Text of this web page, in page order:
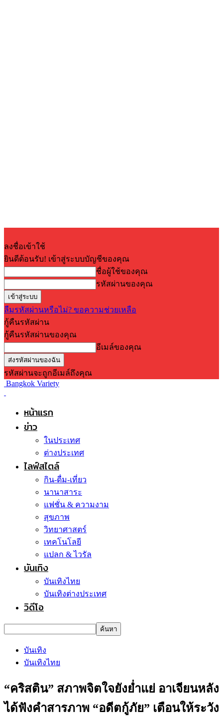
ลงชื่อเข้าใช้
ยินดีต้อนรับ! เข้าสู่ระบบบัญชีของคุณ
ชื่อผู้ใช้ของคุณ
รหัสผ่านของคุณ
ลืมรหัสผ่านหรือไม่? ขอความช่วยเหลือ
กู้คืนรหัสผ่าน
กู้คืนรหัสผ่านของคุณ
อีเมล์ของคุณ
รหัสผ่านจะถูกอีเมล์ถึงคุณ
Bangkok Variety
หน้าแรก
ข่าว
ในประเทศ
ต่างประเทศ
ไลฟ์สไตล์
กิน-ดื่ม-เที่ยว
นานาสาระ
แฟชั่น & ความงาม
สุขภาพ
วิทยาศาสตร์
เทคโนโลยี
แปลก & ไวรัล
บันเทิง
บันเทิงไทย
บันเทิงต่างประเทศ
วิดีโอ
บันเทิง
บันเทิงไทย
“คริสติน” สภาพจิตใจยังย่ำแย่ อาเจียนหลัง
ได้ฟังคำสารภาพ “อดีตกู้ภัย” เตือนให้ระวัง